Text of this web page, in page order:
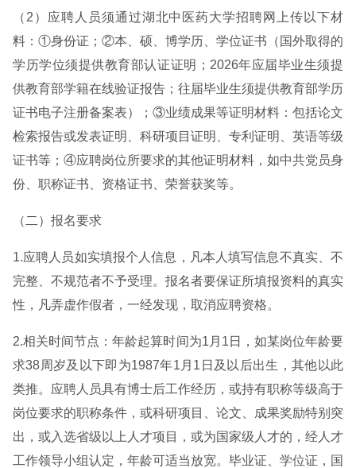
（2）应聘人员须通过湖北中医药大学招聘网上传以下材
料：①身份证；②本、硕、博学历、学位证书（国外取得的
学历学位须提供教育部认证证明；2026年应届毕业生须提
供教育部学籍在线验证报告；往届毕业生须提供教育部学历
证书电子注册备案表）；③业绩成果等证明材料：包括论文
检索报告或发表证明、科研项目证明、专利证明、英语等级
证书等；④应聘岗位所要求的其他证明材料，如中共党员身
份、职称证书、资格证书、荣誉获奖等。
（二）报名要求
1.应聘人员如实填报个人信息，凡本人填写信息不真实、不
完整、不规范者不予受理。报名者要保证所填报资料的真实
性，凡弄虚作假者，一经发现，取消应聘资格。
2.相关时间节点：年龄起算时间为1月1日，如某岗位年龄要
求38周岁及以下即为1987年1月1日及以后出生，其他以此
类推。应聘人员具有博士后工作经历，或持有职称等级高于
岗位要求的职称条件，或科研项目、论文、成果奖励特别突
出，或入选省级以上人才项目，或为国家级人才的，经人才
工作领导小组认定，年龄可适当放宽。毕业证、学位证，国